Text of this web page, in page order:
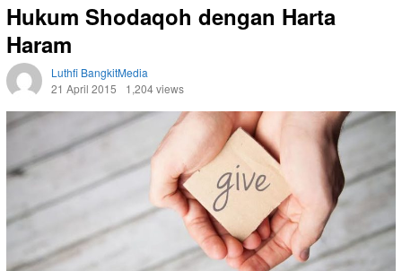
Hukum Shodaqoh dengan Harta
Haram
Luthfi BangkitMedia
21 April 2015
1,204 views